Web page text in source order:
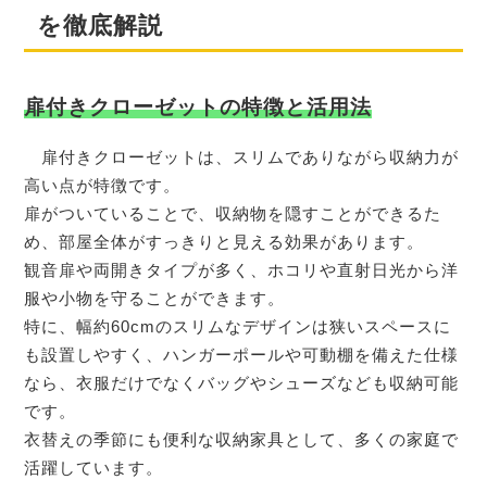
を徹底解説
扉付きクローゼットの特徴と活用法
扉付きクローゼットは、スリムでありながら収納力が
高い点が特徴です。
扉がついていることで、収納物を隠すことができるた
め、部屋全体がすっきりと見える効果があります。
観音扉や両開きタイプが多く、ホコリや直射日光から洋
服や小物を守ることができます。
特に、幅約60cmのスリムなデザインは狭いスペースに
も設置しやすく、ハンガーポールや可動棚を備えた仕様
なら、衣服だけでなくバッグやシューズなども収納可能
です。
衣替えの季節にも便利な収納家具として、多くの家庭で
活躍しています。